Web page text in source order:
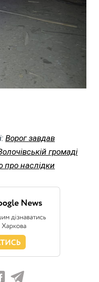
Ворог завдав
громаді
про наслідки